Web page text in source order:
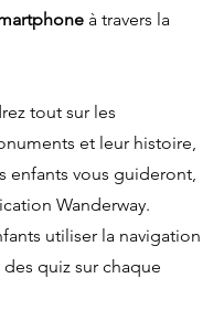
à travers la
tout sur les
et leur histoire,
enfants vous guideront,
Wanderway.
utiliser la navigation
quiz sur chaque